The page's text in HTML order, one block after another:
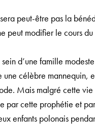
peut-être pas la
peut modifier le cours
d’une famille
célèbre mannequin,
Mais malgré cette
par cette prophétie et
enfants polonais